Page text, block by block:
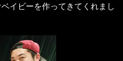
イビーを作ってきてくれまし